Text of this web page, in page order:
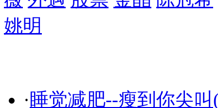
姚明
·睡觉减肥--瘦到你尖叫